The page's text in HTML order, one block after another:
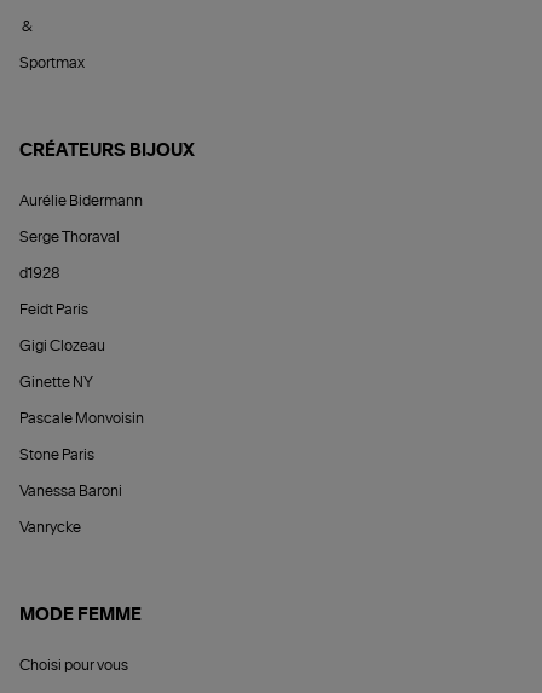
&
Sportmax
CRÉATEURS BIJOUX
Aurélie Bidermann
Serge Thoraval
d1928
Feidt Paris
Gigi Clozeau
Ginette NY
Pascale Monvoisin
Stone Paris
Vanessa Baroni
Vanrycke
MODE FEMME
Choisi pour vous